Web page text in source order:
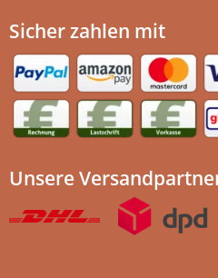
Sicher zahlen mit
Unsere